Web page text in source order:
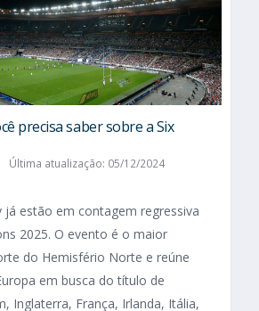
precisa saber sobre a Six
Última atualização: 05/12/2024
já estão em contagem regressiva
2025. O evento é o maior
do Hemisfério Norte e reúne
em busca do título de
Inglaterra, França, Irlanda, Itália,